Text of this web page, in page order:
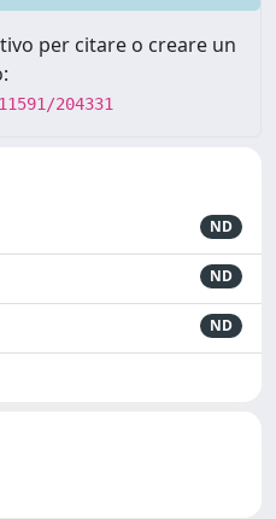
per citare o creare un
204331
ND
ND
ND